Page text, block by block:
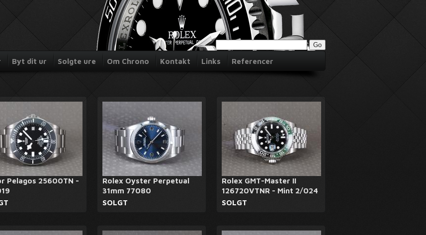
Byt dit ur Solgte ure Om Chrono Kontakt Links Referencer
Pelagos 25600TN -
Rolex Oyster Perpetual
31mm 77080
SOLGT
Rolex GMT-Master II
126720VTNR - Mint 2/024
SOLGT